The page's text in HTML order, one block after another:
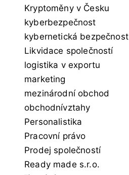
Kryptoměny v Česku
kyberbezpečnost
kybernetická bezpečnost
Likvidace společností
logistika v exportu
marketing
mezinárodní obchod
obchodnívztahy
Personalistika
Pracovní právo
Prodej společností
Ready made s.r.o.